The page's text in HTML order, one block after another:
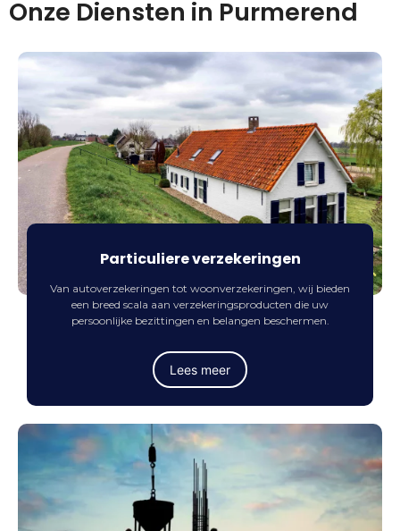
Onze Diensten in Purmerend
Particuliere verzekeringen
Van autoverzekeringen tot woonverzekeringen, wij bieden
een breed scala aan verzekeringsproducten die uw
persoonlijke bezittingen en belangen beschermen.
Lees meer